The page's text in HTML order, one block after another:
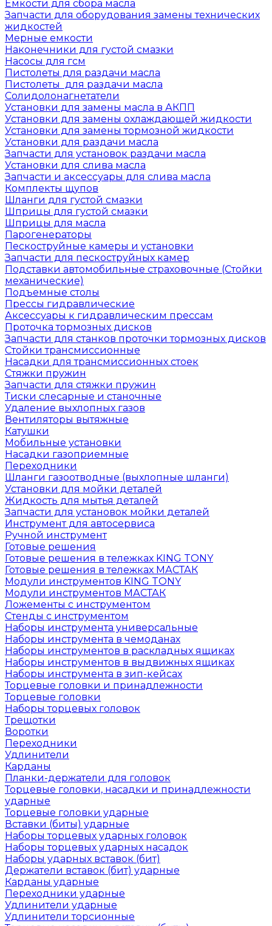
Емкости для сбора масла
Запчасти для оборудования замены технических
жидкостей
Мерные емкости
Наконечники для густой смазки
Насосы для гсм
Пистолеты для раздачи масла
Пистолеты для раздачи масла
Солидолонагнетатели
Установки для замены масла в АКПП
Установки для замены охлаждающей жидкости
Установки для замены тормозной жидкости
Установки для раздачи масла
Запчасти для установок раздачи масла
Установки для слива масла
Запчасти и аксессуары для слива масла
Комплекты щупов
Шланги для густой смазки
Шприцы для густой смазки
Шприцы для масла
Парогенераторы
Пескоструйные камеры и установки
Запчасти для пескоструйных камер
Подставки автомобильные страховочные (Стойки
механические)
Подъемные столы
Прессы гидравлические
Аксессуары к гидравлическим прессам
Проточка тормозных дисков
Запчасти для станков проточки тормозных дисков
Стойки трансмиссионные
Насадки для трансмиссионных стоек
Стяжки пружин
Запчасти для стяжки пружин
Тиски слесарные и станочные
Удаление выхлопных газов
Вентиляторы вытяжные
Катушки
Мобильные установки
Насадки газоприемные
Переходники
Шланги газоотводные (выхлопные шланги)
Установки для мойки деталей
Жидкость для мытья деталей
Запчасти для установок мойки деталей
Инструмент для автосервиса
Ручной инструмент
Готовые решения
Готовые решения в тележках KING TONY
Готовые решения в тележках МАСТАК
Модули инструментов KING TONY
Модули инструментов МАСТАК
Ложементы с инструментом
Стенды с инструментом
Наборы инструмента универсальные
Наборы инструмента в чемоданах
Наборы инструментов в раскладных ящиках
Наборы инструментов в выдвижных ящиках
Наборы инструмента в зип-кейсах
Торцевые головки и принадлежности
Торцевые головки
Наборы торцевых головок
Трещотки
Воротки
Переходники
Удлинители
Карданы
Планки-держатели для головок
Торцевые головки, насадки и принадлежности
ударные
Торцевые головки ударные
Вставки (биты) ударные
Наборы торцевых ударных головок
Наборы торцевых ударных насадок
Наборы ударных вставок (бит)
Держатели вставок (бит) ударные
Карданы ударные
Переходники ударные
Удлинители ударные
Удлинители торсионные